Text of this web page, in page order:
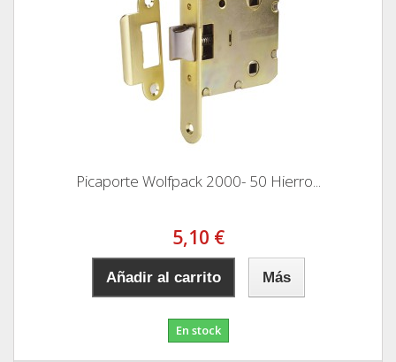
Picaporte Wolfpack 2000- 50 Hierro...
5,10 €
Añadir al carrito Más
En stock